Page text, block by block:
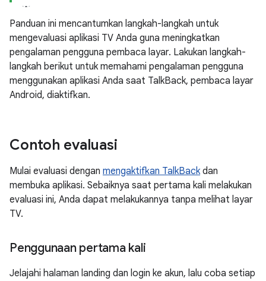
Panduan ini mencantumkan langkah-langkah untuk
mengevaluasi aplikasi TV Anda guna meningkatkan
pengalaman pengguna pembaca layar. Lakukan langkah-
langkah berikut untuk memahami pengalaman pengguna
menggunakan aplikasi Anda saat TalkBack, pembaca layar
Android, diaktifkan.
Contoh evaluasi
Mulai evaluasi dengan mengaktifkan TalkBackdan
membuka aplikasi. Sebaiknya saat pertama kali melakukan
evaluasi ini, Anda dapat melakukannya tanpa melihat layar
TV.
Penggunaan pertama kali
Jelajahi halaman landing dan login ke akun, lalu coba setiap